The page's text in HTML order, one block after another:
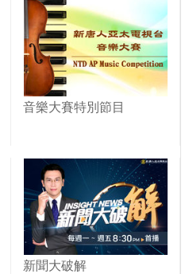
音樂大賽特別節目
新聞大破解